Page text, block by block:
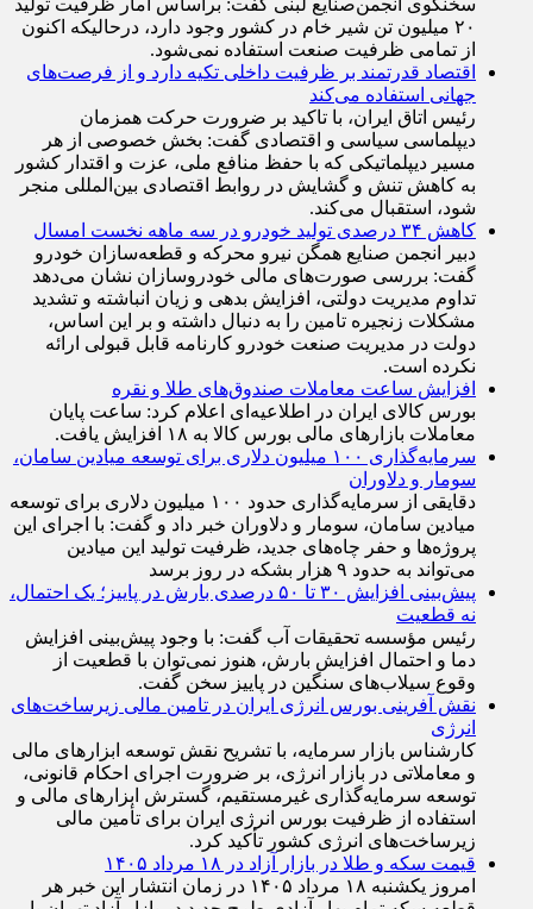
سخنگوی انجمن‌صنایع لبنی گفت: براساس آمار ظرفیت تولید
۲۰ میلیون تن شیر خام در کشور وجود دارد، درحالیکه اکنون
از تمامی ظرفیت صنعت استفاده نمی‌شود.
اقتصاد قدرتمند بر ظرفیت داخلی تکیه دارد و از فرصت‌های
جهانی استفاده می‌کند
رئیس اتاق ایران، با تاکید بر ضرورت حرکت همزمان
دیپلماسی سیاسی و اقتصادی گفت: بخش خصوصی از هر
مسیر دیپلماتیکی که با حفظ منافع ملی، عزت و اقتدار کشور
به کاهش تنش و گشایش در روابط اقتصادی بین‌المللی منجر
شود، استقبال می‌کند.
کاهش ۳۴ درصدی تولید خودرو در سه ماهه نخست امسال
دبیر انجمن صنایع همگن نیرو محرکه و قطعه‌سازان خودرو
گفت: بررسی صورت‌های مالی خودروسازان نشان می‌دهد
تداوم مدیریت دولتی، افزایش بدهی و زیان انباشته و تشدید
مشکلات زنجیره تامین را به دنبال داشته و بر این اساس،
دولت در مدیریت صنعت خودرو کارنامه قابل قبولی ارائه
نکرده است.
افزایش ساعت معاملات صندوق‌های طلا و نقره
بورس کالای ایران در اطلاعیه‌ای اعلام کرد: ساعت پایان
معاملات بازار‌های مالی بورس کالا به ۱۸ افزایش یافت.
سومار و دلاوران
دقایقی از سرمایه‌گذاری حدود ۱۰۰ میلیون دلاری برای توسعه
میادین سامان، سومار و دلاوران خبر داد و گفت: با اجرای این
پروژه‌ها و حفر چاه‌های جدید، ظرفیت تولید این میادین
می‌تواند به حدود ۹ هزار بشکه در روز برسد
نه قطعیت
رئیس مؤسسه تحقیقات آب گفت: با وجود پیش‌بینی افزایش
دما و احتمال افزایش بارش، هنوز نمی‌توان با قطعیت از
وقوع سیلاب‌های سنگین در پاییز سخن گفت.
نقش آفرینی بورس انرژی ایران در تامین مالی زیرساخت‌های
انرژی
کارشناس بازار سرمایه، با تشریح نقش توسعه ابزار‌های مالی
و معاملاتی در بازار انرژی، بر ضرورت اجرای احکام قانونی،
توسعه سرمایه‌گذاری غیرمستقیم، گسترش ابزار‌های مالی و
استفاده از ظرفیت بورس انرژی ایران برای تأمین مالی
زیرساخت‌های انرژی کشور تأکید کرد.
قیمت سکه و طلا در بازار آزاد در ۱۸ مرداد ۱۴۰۵